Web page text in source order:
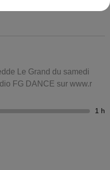
Le Grand du samedi
FG DANCE sur www.r
1 h